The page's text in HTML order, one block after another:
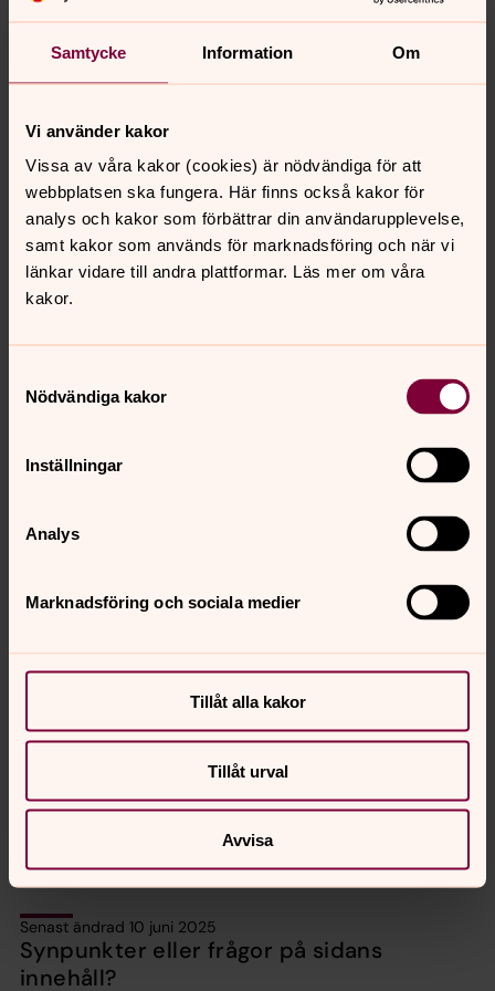
Samtycke Information Om
Vi använder kakor
Vissa av våra kakor (cookies) är nödvändiga för att
webbplatsen ska fungera. Här finns också kakor för
analys och kakor som förbättrar din användarupplevelse,
samt kakor som används för marknadsföring och när vi
länkar vidare till andra plattformar. Läs mer om våra
kakor.
Nödvändiga kakor
Inställningar
Analys
Marknadsföring och sociala medier
Tillåt alla kakor
Tillåt urval
Avvisa
Foto: Pernilla Bökman
Senast ändrad 10 juni 2025
Synpunkter eller frågor på sidans
innehåll?